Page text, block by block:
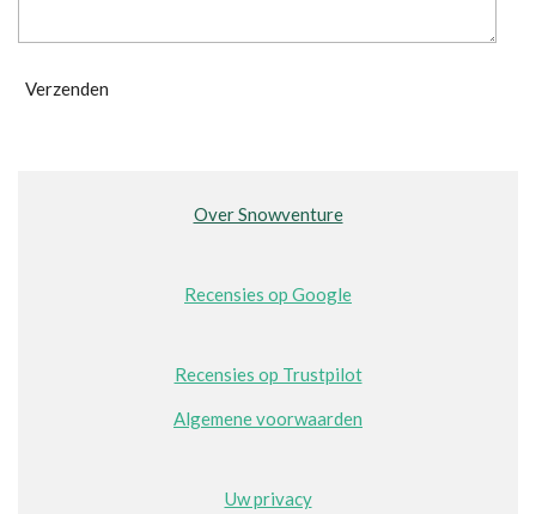
Verzenden
Over Snowventure
Recensies op Google
Recensies op Trustpilot
Algemene voorwaarden
Uw privacy